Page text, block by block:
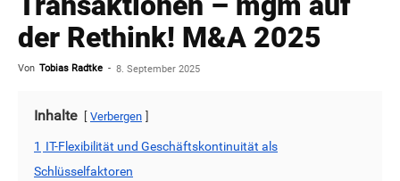
der Rethink! M&A 2025
Von Tobias Radtke - 8. September 2025
Inhalte Verbergen
1 IT-Flexibilität und Geschäftskontinuität als
Schlüsselfaktoren